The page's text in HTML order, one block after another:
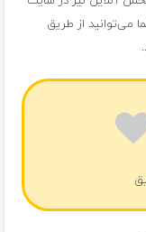
می‌توانید از طریق